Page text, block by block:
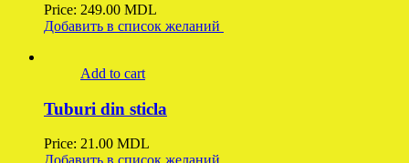
Price: 249.00 MDL
Добавить в список желаний
Add to cart
Tuburi din sticla
Price: 21.00 MDL